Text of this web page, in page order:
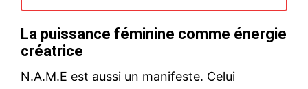
La puissance féminine comme énergie
créatrice
N.A.M.E est aussi un manifeste. Celui